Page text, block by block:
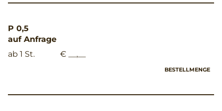
P 0,5
auf Anfrage
ab 1 St.
€ __,__
BESTELLMENGE